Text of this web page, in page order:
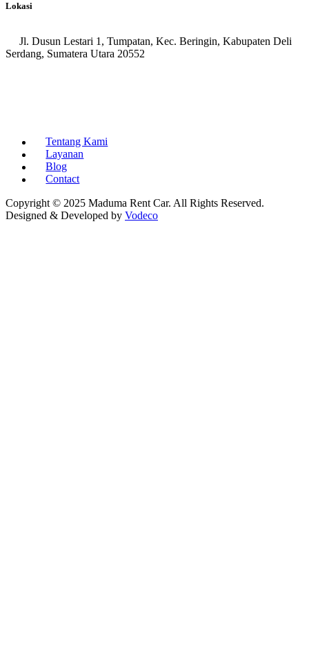
Lokasi
Jl. Dusun Lestari 1, Tumpatan, Kec. Beringin, Kabupaten Deli
Serdang, Sumatera Utara 20552
Tentang Kami
Layanan
Blog
Contact
Copyright © 2025 Maduma Rent Car. All Rights Reserved.
Designed & Developed by Vodeco